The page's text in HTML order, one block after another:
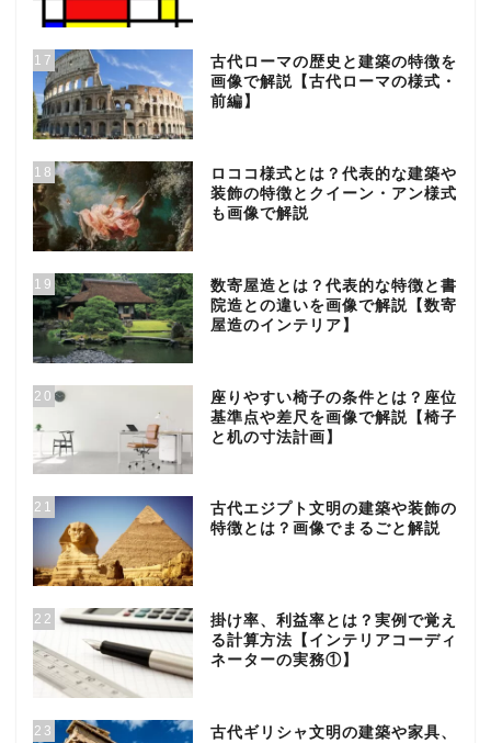
17
古代ローマの歴史と建築の特徴を
画像で解説【古代ローマの様式・
前編】
18
ロココ様式とは？代表的な建築や
装飾の特徴とクイーン・アン様式
も画像で解説
19
数寄屋造とは？代表的な特徴と書
院造との違いを画像で解説【数寄
屋造のインテリア】
20
座りやすい椅子の条件とは？座位
基準点や差尺を画像で解説【椅子
と机の寸法計画】
21
古代エジプト文明の建築や装飾の
特徴とは？画像でまるごと解説
22
掛け率、利益率とは？実例で覚え
る計算方法【インテリアコーディ
ネーターの実務①】
23
古代ギリシャ文明の建築や家具、